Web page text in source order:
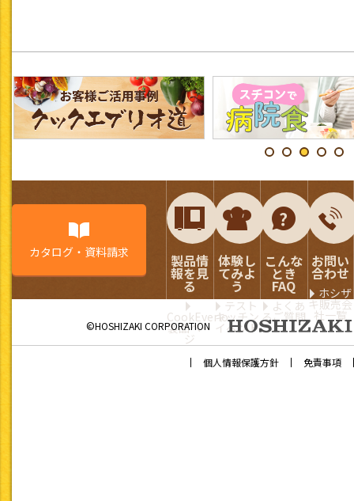
カタログ・資料請求 製品情
報を見
る
CookEverio
製品ペー
ジ
体験し
てみよ
う
テスト
キッチン
イベント
こんな
とき
FAQ
よくあ
るご質問
お問い
合わせ
ホシザ
キ販売会
社一覧
©HOSHIZAKI CORPORATION
個人情報保護方針 免責事項